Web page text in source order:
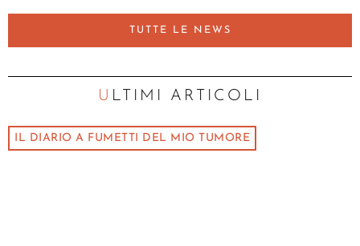
TUTTE LE NEWS
ULTIMI ARTICOLI
IL DIARIO A FUMETTI DEL MIO TUMORE